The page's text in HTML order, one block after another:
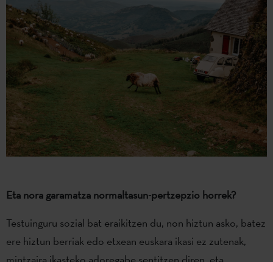
Eta nora garamatza normaltasun-pertzepzio horrek?
Testuinguru sozial bat eraikitzen du, non hiztun asko, batez
ere hiztun berriak edo etxean euskara ikasi ez zutenak,